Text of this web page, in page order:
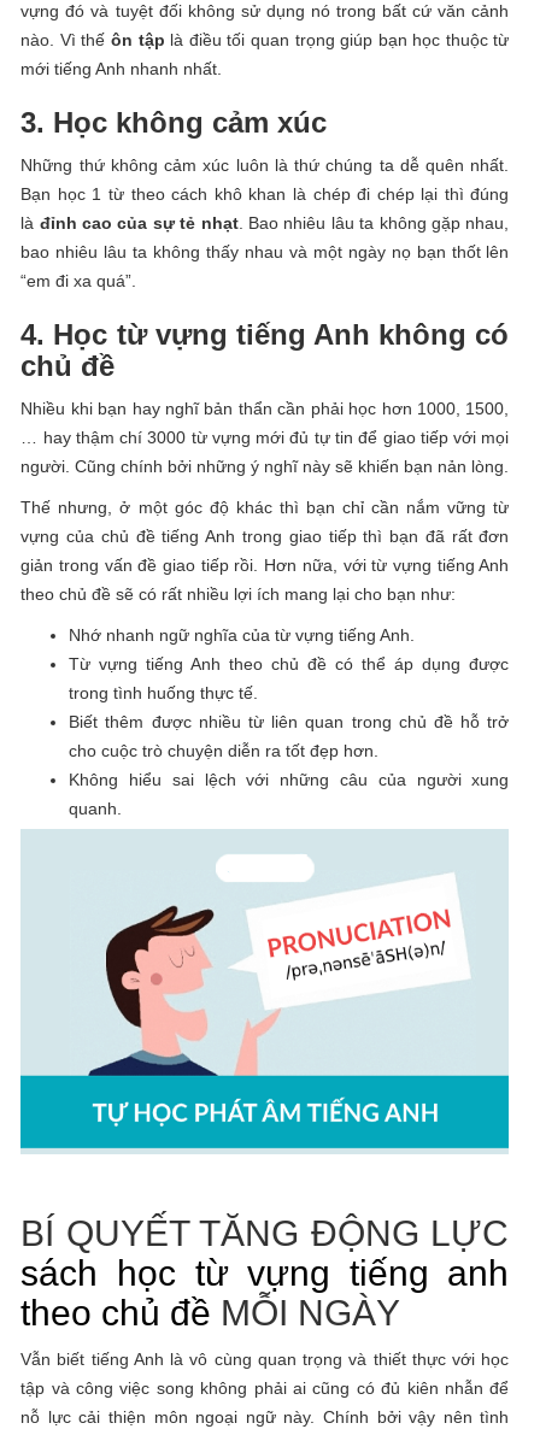
vựng đó và tuyệt đối không sử dụng nó trong bất cứ văn cảnh
nào. Vì thế ôn tập là điều tối quan trọng giúp bạn học thuộc từ
mới tiếng Anh nhanh nhất.
3. Học không cảm xúc
Những thứ không cảm xúc luôn là thứ chúng ta dễ quên nhất.
Bạn học 1 từ theo cách khô khan là chép đi chép lại thì đúng
là đỉnh cao của sự tẻ nhạt. Bao nhiêu lâu ta không gặp nhau,
bao nhiêu lâu ta không thấy nhau và một ngày nọ bạn thốt lên
“em đi xa quá”.
4. Học từ vựng tiếng Anh không có
chủ đề
Nhiều khi bạn hay nghĩ bản thẩn cần phải học hơn 1000, 1500,
… hay thậm chí 3000 từ vựng mới đủ tự tin để giao tiếp với mọi
người. Cũng chính bởi những ý nghĩ này sẽ khiến bạn nản lòng.
Thế nhưng, ở một góc độ khác thì bạn chỉ cần nắm vững từ
vựng của chủ đề tiếng Anh trong giao tiếp thì bạn đã rất đơn
giản trong vấn đề giao tiếp rồi. Hơn nữa, với từ vựng tiếng Anh
theo chủ đề sẽ có rất nhiều lợi ích mang lại cho bạn như:
Nhớ nhanh ngữ nghĩa của từ vựng tiếng Anh.
Từ vựng tiếng Anh theo chủ đề có thể áp dụng được
trong tình huống thực tế.
Biết thêm được nhiều từ liên quan trong chủ đề hỗ trở
cho cuộc trò chuyện diễn ra tốt đẹp hơn.
Không hiểu sai lệch với những câu của người xung
quanh.
BÍ QUYẾT TĂNG ĐỘNG LỰC
sách học từ vựng tiếng anh
theo chủ đề MỖI NGÀY
Vẫn biết tiếng Anh là vô cùng quan trọng và thiết thực với học
tập và công việc song không phải ai cũng có đủ kiên nhẫn để
nỗ lực cải thiện môn ngoại ngữ này. Chính bởi vậy nên tình